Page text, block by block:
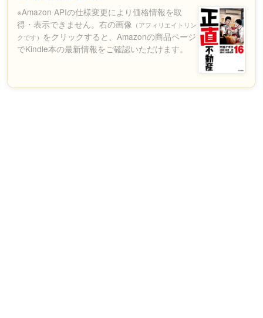
※Amazon APIの仕様変更により価格情報を取
得・表示できません。右の画像 （アフィリエイトリン
クです） をクリックすると、Amazonの商品ページ
でKindle本の最新情報をご確認いただけます。